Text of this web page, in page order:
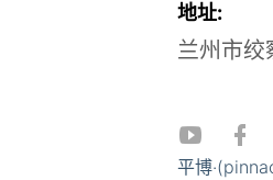
地址:
兰州市绞
平博